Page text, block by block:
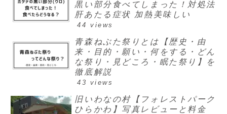
黒い部分食べてしまった！対処法
肝あたる症状 加熱美味しい
44 views
青森ねぶた祭りとは【歴史・由
来・目的・願い・何をする・どん
な祭り・見どころ・眠た祭り】を
徹底解説
43 views
旧いわなの村【フォレストパーク
ひらかわ】写真レビューと料金